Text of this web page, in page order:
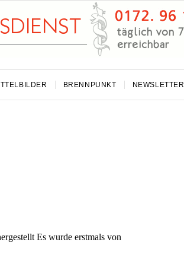
BRENNPUNKT NEWSLETTER
Es wurde erstmals von